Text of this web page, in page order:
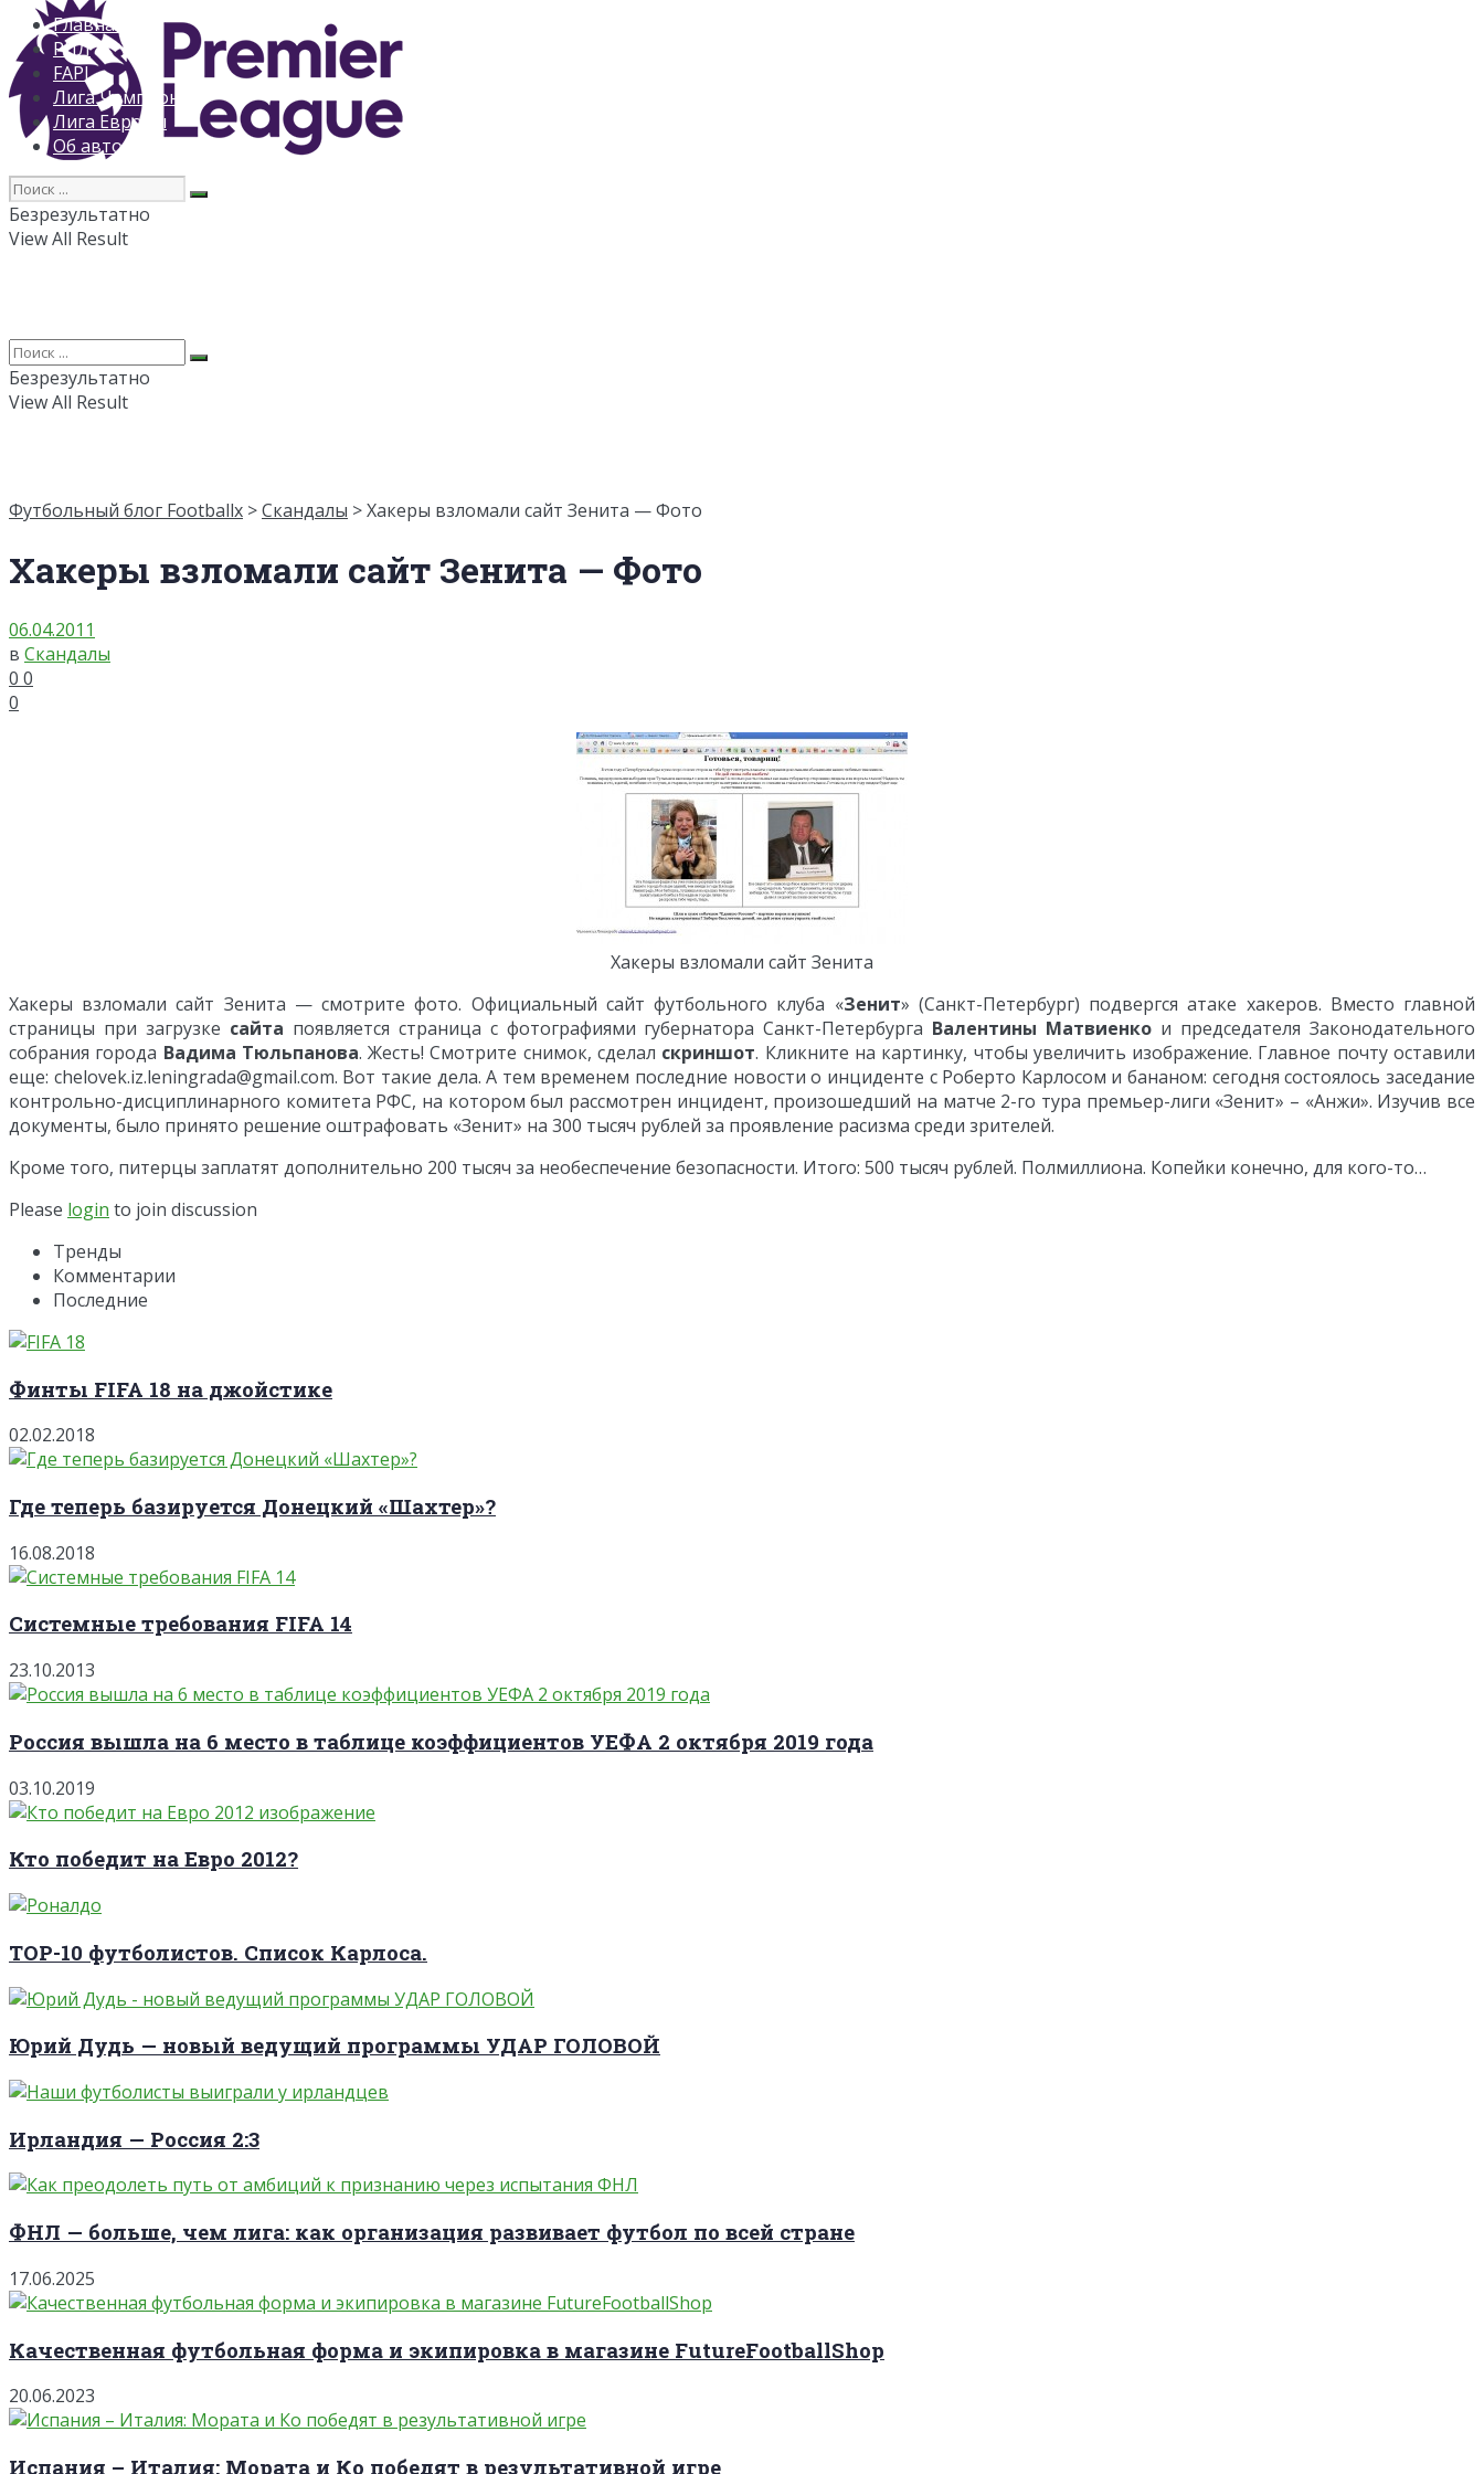
Главная
РПЛ
FAPL
Лига Чемпионов
Лига Европы
Об авторе
Безрезультатно
View All Result
Безрезультатно
View All Result
Футбольный блог Footballx >Скандалы > Хакеры взломали сайт Зенита — Фото
Хакеры взломали сайт Зенита — Фото
06.04.2011
в Скандалы
0 0
0
Хакеры взломали сайт Зенита
Хакеры взломали сайт Зенита — смотрите фото. Официальный сайт футбольного клуба «Зенит» (Санкт-Петербург) подвергся атаке хакеров. Вместо главной
страницы при загрузке сайта появляется страница с фотографиями губернатора Санкт-Петербурга Валентины Матвиенко и председателя Законодательного
собрания города Вадима Тюльпанова. Жесть! Смотрите снимок, сделал скриншот. Кликните на картинку, чтобы увеличить изображение. Главное почту оставили
еще: chelovek.iz.leningrada@gmail.com. Вот такие дела. А тем временем последние новости о инциденте с Роберто Карлосом и бананом: сегодня состоялось заседание
контрольно-дисциплинарного комитета РФС, на котором был рассмотрен инцидент, произошедший на матче 2-го тура премьер-лиги «Зенит» – «Анжи». Изучив все
документы, было принято решение оштрафовать «Зенит» на 300 тысяч рублей за проявление расизма среди зрителей.
Кроме того, питерцы заплатят дополнительно 200 тысяч за необеспечение безопасности. Итого: 500 тысяч рублей. Полмиллиона. Копейки конечно, для кого-то…
Please login to join discussion
Тренды
Комментарии
Последние
Финты FIFA 18 на джойстике
02.02.2018
Где теперь базируется Донецкий «Шахтер»?
16.08.2018
Системные требования FIFA 14
23.10.2013
Россия вышла на 6 место в таблице коэффициентов УЕФА 2 октября 2019 года
03.10.2019
Кто победит на Евро 2012?
TOP-10 футболистов. Список Карлоса.
Юрий Дудь — новый ведущий программы УДАР ГОЛОВОЙ
Ирландия — Россия 2:3
ФНЛ — больше, чем лига: как организация развивает футбол по всей стране
17.06.2025
Качественная футбольная форма и экипировка в магазине FutureFootballShop
20.06.2023
Испания – Италия: Мората и Ко победят в результативной игре